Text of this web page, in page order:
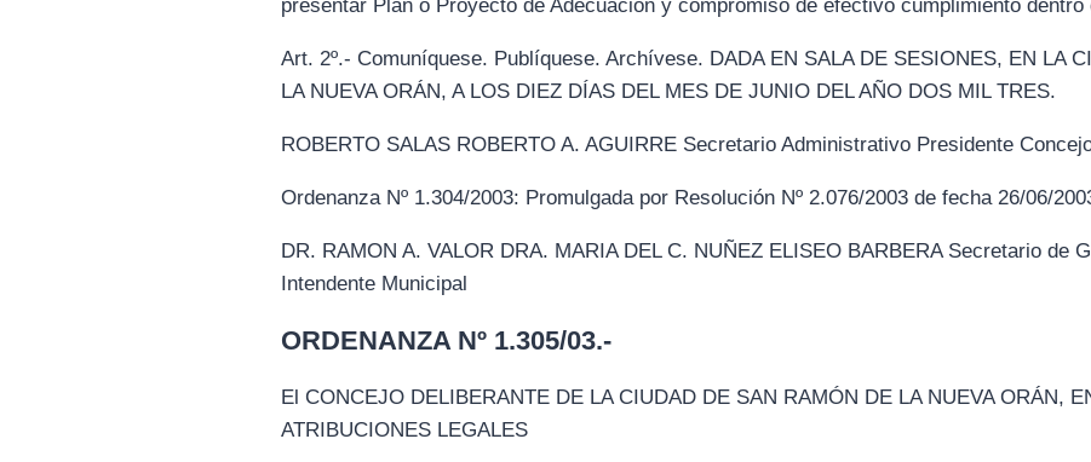
presentar Plan o Proyecto de Adecuación y compromiso de efectivo cumplimiento dentro
Art. 2º.- Comuníquese. Publíquese. Archívese. DADA EN SALA DE SESIONES, EN LA
LA NUEVA ORÁN, A LOS DIEZ DÍAS DEL MES DE JUNIO DEL AÑO DOS MIL TRES.
ROBERTO SALAS ROBERTO A. AGUIRRE Secretario Administrativo Presidente
Ordenanza Nº 1.304/2003: Promulgada por Resolución Nº 2.076/2003 de fecha 26/06/
DR. RAMON A. VALOR DRA. MARIA DEL C. NUÑEZ ELISEO BARBERA Secretario de
Intendente Municipal
ORDENANZA Nº 1.305/03.-
El CONCEJO DELIBERANTE DE LA CIUDAD DE SAN RAMÓN DE LA NUEVA ORÁN,
ATRIBUCIONES LEGALES